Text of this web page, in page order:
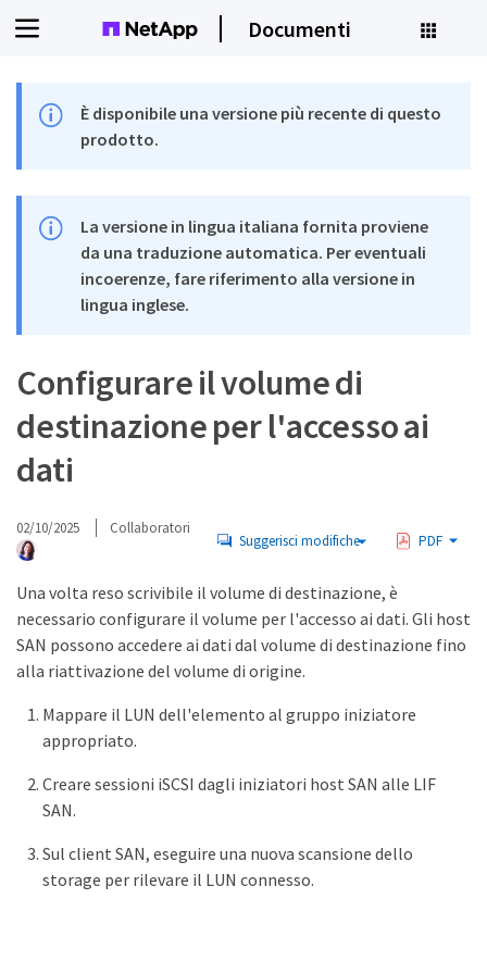
Documenti
È disponibile una versione più recente di questo
prodotto.
La versione in lingua italiana fornita proviene
da una traduzione automatica. Per eventuali
incoerenze, fare riferimento alla versione in
lingua inglese.
Configurare il volume di
destinazione per l'accesso ai
dati
02/10/2025 Collaboratori
Suggerisci modifiche PDF
Una volta reso scrivibile il volume di destinazione, è
necessario configurare il volume per l'accesso ai dati. Gli host
SAN possono accedere ai dati dal volume di destinazione fino
alla riattivazione del volume di origine.
Mappare il LUN dell'elemento al gruppo iniziatore
appropriato.
Creare sessioni iSCSI dagli iniziatori host SAN alle LIF
SAN.
Sul client SAN, eseguire una nuova scansione dello
storage per rilevare il LUN connesso.